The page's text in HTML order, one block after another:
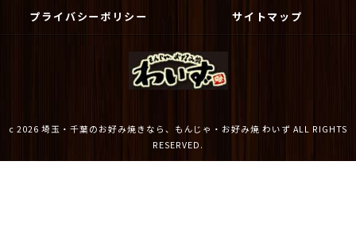
プライバシーポリシー サイトマップ
c 2026 埼玉・千葉のお好み焼きなら、もんじゃ・お好み焼 わいず ALL RIGHTS
RESERVED.